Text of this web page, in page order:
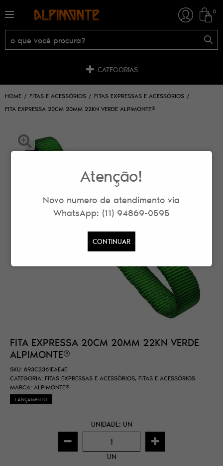
0
CATEGORIAS
HOME FITAS E ACESSÓRIOS
FITAS EXPRESSAS E ACESSÓRIOS
FITA EXPRESSA 20CM 20MM 22KN VERDE ALPIMONTE®
FITA EXPRESSA 20CM 20MM 22KN VERDE
ALPIMONTE®
SKU: 693C2361EAE4E
CATEGORIA: FITAS EXPRESSAS E ACESSÓRIOS, FITAS E ACESSÓRIOS
MARCA: ALPIMONTE®
LANÇAMENTO
UNIDADE: UN
UN
Atenção!
Novo numero de atendimento via
WhatsApp: (11) 94869-0595
CONTINUAR